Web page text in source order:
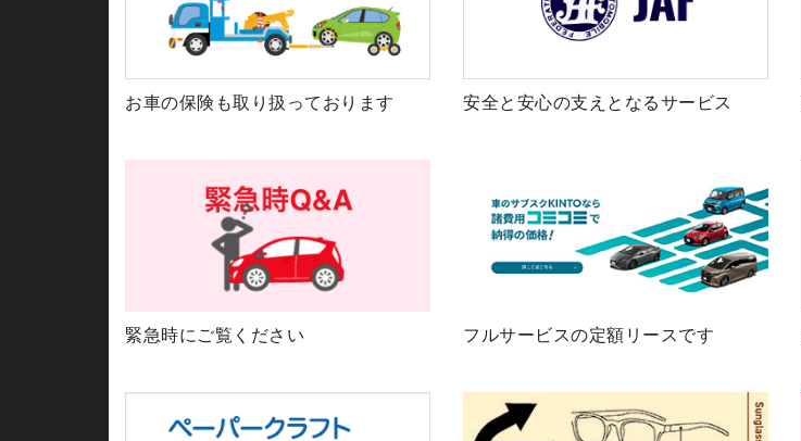
お車の保険も取り扱っております 安全と安心の支えとなるサービス
緊急時にご覧ください フルサービスの定額リースです